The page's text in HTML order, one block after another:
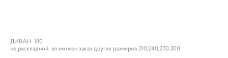
ДИВАН 180
не раскладной, возможен заказ других размеров 210,240,270,300